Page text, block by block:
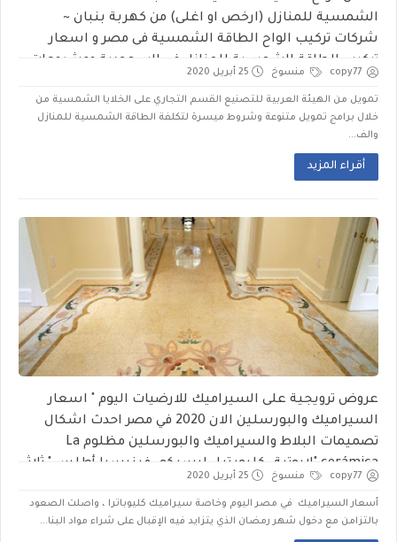
الشمسية للمنازل (ارخص او اغلى) من كهربة بنبان ~
شركات تركيب الواح الطاقة الشمسية فى مصر و اسعار
تركيب الطاقة الشمسية للمنازل في السعودية ومشروعات
للطاقة الشمسية بالإمارات بنظام BOO
copy77 منسوخ 25 أبريل 2020
تمويل من الهيئة العربية للتصنيع القسم التجاري على الخلايا الشمسية من
خلال برامج تمويل متنوعة وشروط ميسرة لتكلفة الطاقة الشمسية للمنازل
والف...
أقراء المزيد
عروض ترويجية على السيراميك للارضيات اليوم " اسعار
السيراميك والبورسلين الان 2020 في مصر احدث اشكال
تصميمات البلاط والسيراميك والبورسلين مظلوم La
cerámica "لابوتية -كليوبترا -ليسيكو -فينيسيا أطلس " ثلاثي
الأبعاد 3d ايبوكسي فرز أول ,ثاني ,ثالث واماكن البيع الدقهلية
والشرقية ودمياط و6 أكتوبر الفرق بين الفرز الرابع وتخفيضات
بالتركيب
copy77 منسوخ 25 أبريل 2020
أسعار السيراميك في مصر اليوم وخاصة سيراميك كليوباترا ، واصلت الصعود
بالتزامن مع دخول شهر رمضان الذي يتزايد فيه الإقبال على شراء مواد البنا...